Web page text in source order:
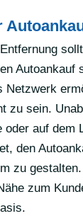
Autoankauf
Netzwerk
zu sein.
oder auf dem
den
zu
zum